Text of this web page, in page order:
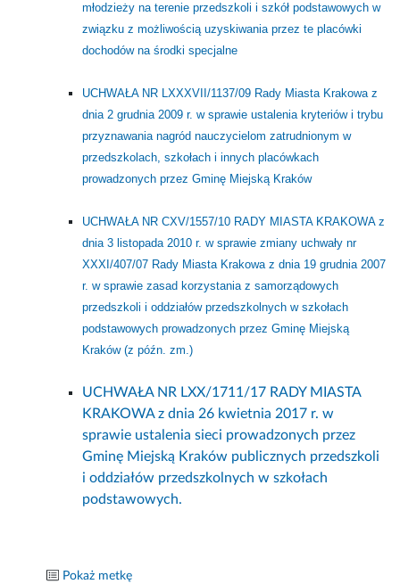
młodzieży na terenie przedszkoli i szkół podstawowych w
związku z możliwością uzyskiwania przez te placówki
dochodów na środki specjalne
UCHWAŁA NR LXXXVII/1137/09 Rady Miasta Krakowa z
dnia 2 grudnia 2009 r. w sprawie ustalenia kryteriów i trybu
przyznawania nagród nauczycielom zatrudnionym w
przedszkolach, szkołach i innych placówkach
prowadzonych przez Gminę Miejską Kraków
UCHWAŁA NR CXV/1557/10 RADY MIASTA KRAKOWA z
dnia 3 listopada 2010 r. w sprawie zmiany uchwały nr
XXXI/407/07 Rady Miasta Krakowa z dnia 19 grudnia 2007
r. w sprawie zasad korzystania z samorządowych
przedszkoli i oddziałów przedszkolnych w szkołach
podstawowych prowadzonych przez Gminę Miejską
Kraków (z późn. zm.)
UCHWAŁA NR LXX/1711/17 RADY MIASTA
KRAKOWA z dnia 26 kwietnia 2017 r. w
sprawie ustalenia sieci prowadzonych przez
Gminę Miejską Kraków publicznych przedszkoli
i oddziałów przedszkolnych w szkołach
podstawowych.
Pokaż metkę